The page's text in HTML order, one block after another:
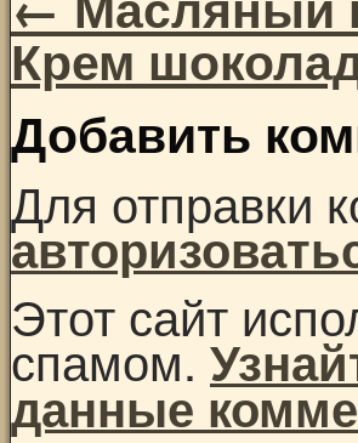
Крем
Добавить
Для отправки
Этот сайт
спамом.
данные